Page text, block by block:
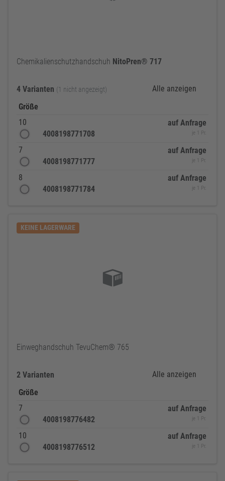
Chemikalienschutzhandschuh NitoPren® 717
4 Varianten (1 nicht angezeigt)
Alle anzeigen
Größe
10
4008198771708
auf Anfrage
je 1 Pr.
7
4008198771777
auf Anfrage
je 1 Pr.
8
4008198771784
auf Anfrage
je 1 Pr.
KEINE LAGERWARE
Einweghandschuh TevuChem® 765
2 Varianten
Alle anzeigen
Größe
7
4008198776482
auf Anfrage
je 1 Pr.
10
4008198776512
auf Anfrage
je 1 Pr.